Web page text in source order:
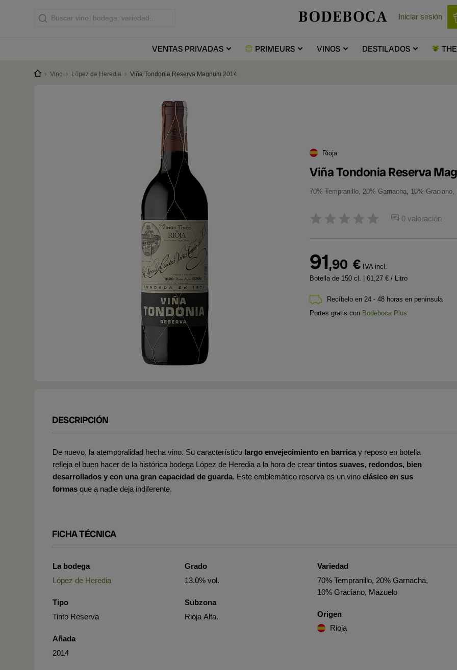
Iniciar sesión
VENTASPRIVADAS PRIMEURS VINOS DESTILADOS THE
Vino López de Heredia Viña Tondonia Reserva Magnum 2014
Rioja
Viña Tondonia Reserva
70% Tempranillo, 20% Garnacha, 10% Graciano,
0 valoración
91,90 € IVA incl.
Botella de 150 cl.
| 61,27 € / Litro
Recíbelo en 24 - 48 horas en península
Portes gratis con Bodeboca Plus
DESCRIPCIÓN
De nuevo, la atemporalidad hecha vino. Su característico largo envejecimiento en barrica y reposo en botella
refleja el buen hacer de la histórica bodega López de Heredia a la hora de crear tintos suaves, redondos, bien
desarrollados y con una gran capacidad de guarda. Este emblemático reserva es un vino clásico en sus
formas que a nadie deja indiferente.
FICHA TÉCNICA
La bodega
López de Heredia
Tipo
Tinto Reserva
Añada
2014
Grado
13.0% vol.
Subzona
Rioja Alta.
Variedad
70% Tempranillo, 20% Garnacha,
10% Graciano, Mazuelo
Origen
Rioja